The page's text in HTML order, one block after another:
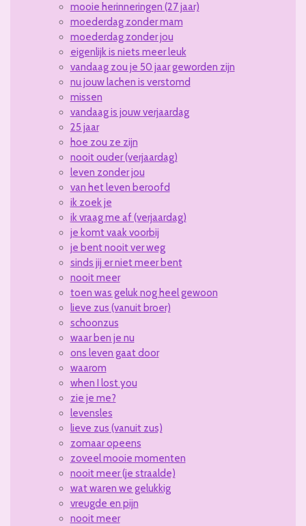
mooie herinneringen (27 jaar)
moederdag zonder mam
moederdag zonder jou
eigenlijk is niets meer leuk
vandaag zou je 50 jaar geworden zijn
nu jouw lachen is verstomd
missen
vandaag is jouw verjaardag
25 jaar
hoe zou ze zijn
nooit ouder (verjaardag)
leven zonder jou
van het leven beroofd
ik zoek je
ik vraag me af (verjaardag)
je komt vaak voorbij
je bent nooit ver weg
sinds jij er niet meer bent
nooit meer
toen was geluk nog heel gewoon
lieve zus (vanuit broer)
schoonzus
waar ben je nu
ons leven gaat door
waarom
when I lost you
zie je me?
levensles
lieve zus (vanuit zus)
zomaar opeens
zoveel mooie momenten
nooit meer (je straalde)
wat waren we gelukkig
vreugde en pijn
nooit meer